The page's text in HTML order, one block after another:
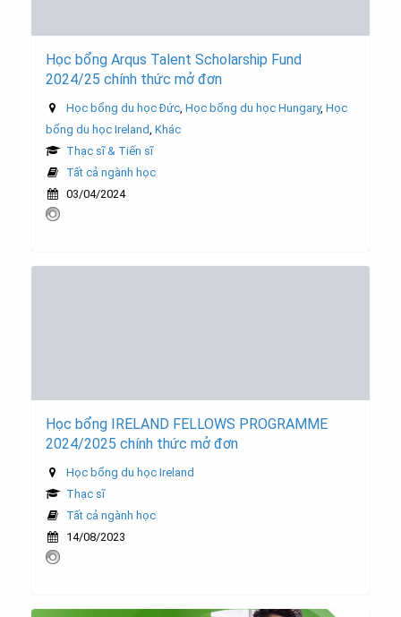
Học bổng Arqus Talent Scholarship Fund
2024/25 chính thức mở đơn
Học bổng du học Đức, Học bổng du học Hungary, Học
bổng du học Ireland, Khác
Thạc sĩ & Tiến sĩ
Tất cả ngành học
03/04/2024
Học bổng IRELAND FELLOWS PROGRAMME
2024/2025 chính thức mở đơn
Học bổng du học Ireland
Thạc sĩ
Tất cả ngành học
14/08/2023